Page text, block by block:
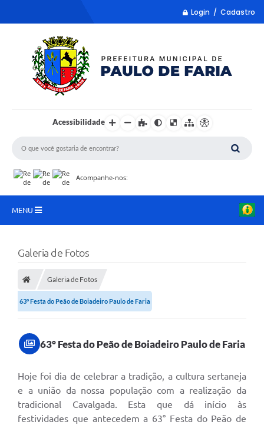
Login / Cadastro
Acessibilidade
Acompanhe-nos:
MENU
COLETA DE SUGESTÕES PARA LDO 2027
DOAÇÃO SOLIDARIA - FMDCA / FMDI
DIÁRIO OFICIAL DO MUNICÍPIO
Carta de Serviços
Horário de Atendimento dos Profissionais da Saúde
ITR - TERRA NUA
Galeria de Fotos
Galeria de Fotos
63° Festa do Peão de Boiadeiro Paulo de Faria
63° Festa do Peão de Boiadeiro Paulo de Faria
Hoje foi dia de celebrar a tradição, a cultura sertaneja
e a união da nossa população com a realização da
tradicional Cavalgada. Esta que dá início às
festividades que antecedem a 63° Festa do Peão de